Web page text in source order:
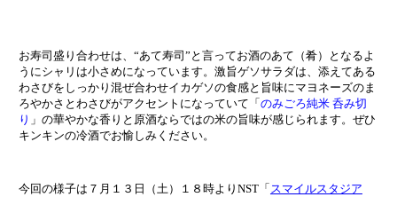
お寿司盛り合わせは、“あて寿司”と言ってお酒のあて（肴）となるよ
うにシャリは小さめになっています。激旨ゲソサラダは、添えてある
わさびをしっかり混ぜ合わせイカゲソの食感と旨味にマヨネーズのま
ろやかさとわさびがアクセントになっていて「 のみごろ純米 呑み切
り 」の華やかな香りと原酒ならではの米の旨味が感じられます。ぜひ
キンキンの冷酒でお愉しみください。
今回の様子は７月１３日（土）１８時よりNST「 スマイルスタジア